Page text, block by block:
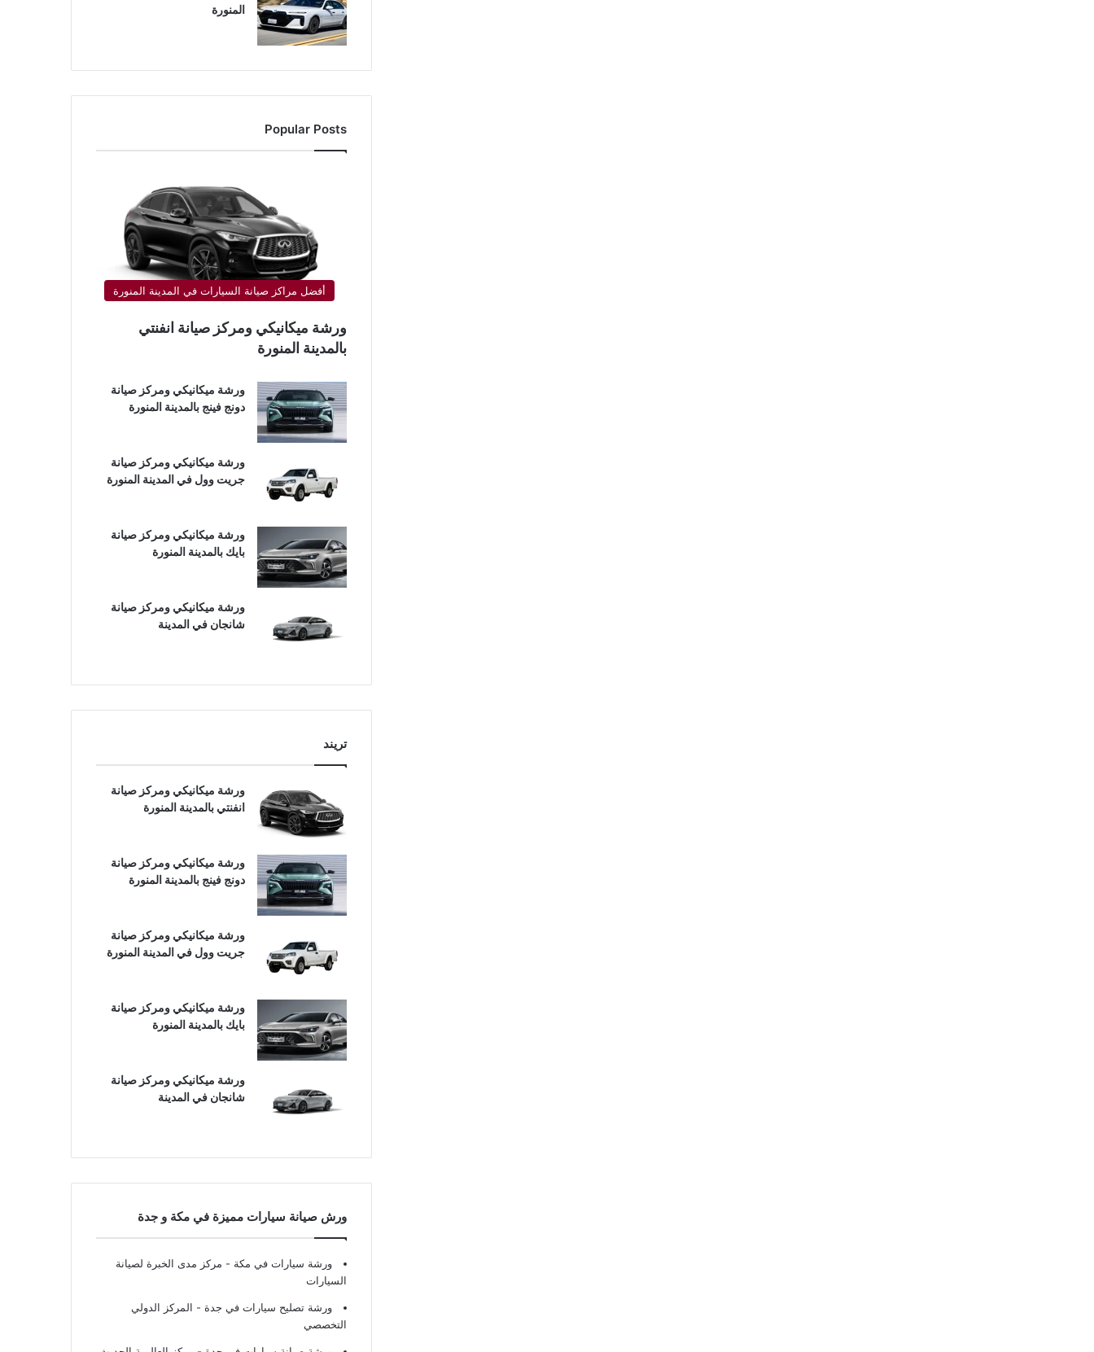
المنورة
Popular Posts
أفضل مراكز صيانة السيارات في المدينة المنورة
ورشة ميكانيكي ومركز صيانة انفنتي
بالمدينة المنورة
ورشة ميكانيكي ومركز صيانة
دونج فينج بالمدينة المنورة
ورشة ميكانيكي ومركز صيانة
جريت وول في المدينة المنورة
ورشة ميكانيكي ومركز صيانة
بايك بالمدينة المنورة
ورشة ميكانيكي ومركز صيانة
شانجان في المدينة
تريند
ورشة ميكانيكي ومركز صيانة
انفنتي بالمدينة المنورة
ورشة ميكانيكي ومركز صيانة
دونج فينج بالمدينة المنورة
ورشة ميكانيكي ومركز صيانة
جريت وول في المدينة المنورة
ورشة ميكانيكي ومركز صيانة
بايك بالمدينة المنورة
ورشة ميكانيكي ومركز صيانة
شانجان في المدينة
ورش صيانة سيارات مميزة في مكة و جدة
ورشة سيارات في مكة - مركز مدى الخبرة لصيانة
السيارات
ورشة تصليح سيارات في جدة - المركز الدولي
التخصصي